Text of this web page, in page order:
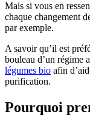
Mais si vous en
chaque changement
par exemple.
A savoir qu’il est
bouleau d’un régime
légumes bio afin
purification.
Pourquoi